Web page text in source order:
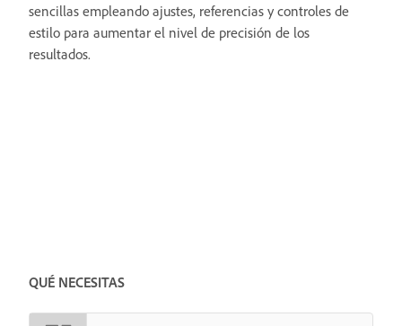
sencillas empleando ajustes, referencias y controles de
estilo para aumentar el nivel de precisión de los
resultados.
QUÉ NECESITAS